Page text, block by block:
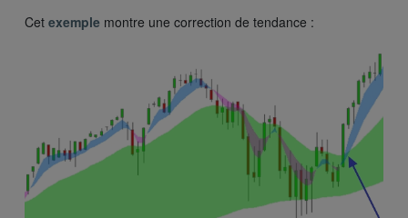
Cet exemple montre une correction de tendance :